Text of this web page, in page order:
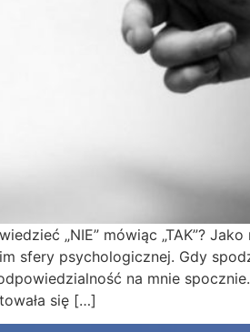
„NIE” mówiąc „TAK”?
psychologicznej. Gdy
na mnie
się […]